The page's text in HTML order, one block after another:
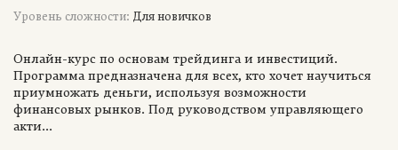
Уровень сложности: Для новичков
Онлайн-курс по основам трейдинга и инвестиций.
Программа предназначена для всех, кто хочет научиться
приумножать деньги, используя возможности
финансовых рынков. Под руководством управляющего
акти...